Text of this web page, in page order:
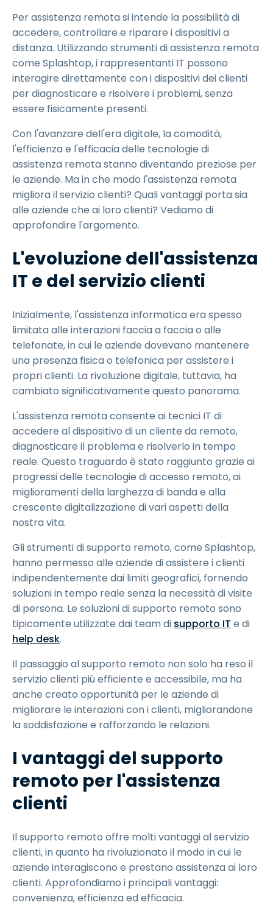
Per assistenza remota si intende la possibilità di
accedere, controllare e riparare i dispositivi a
distanza. Utilizzando strumenti di assistenza remota
come Splashtop, i rappresentanti IT possono
interagire direttamente con i dispositivi dei clienti
per diagnosticare e risolvere i problemi, senza
essere fisicamente presenti.
Con l'avanzare dell'era digitale, la comodità,
l'efficienza e l'efficacia delle tecnologie di
assistenza remota stanno diventando preziose per
le aziende. Ma in che modo l'assistenza remota
migliora il servizio clienti? Quali vantaggi porta sia
alle aziende che ai loro clienti? Vediamo di
approfondire l'argomento.
L'evoluzione dell'assistenza
IT e del servizio clienti
Inizialmente, l'assistenza informatica era spesso
limitata alle interazioni faccia a faccia o alle
telefonate, in cui le aziende dovevano mantenere
una presenza fisica o telefonica per assistere i
propri clienti. La rivoluzione digitale, tuttavia, ha
cambiato significativamente questo panorama.
L'assistenza remota consente ai tecnici IT di
accedere al dispositivo di un cliente da remoto,
diagnosticare il problema e risolverlo in tempo
reale. Questo traguardo è stato raggiunto grazie ai
progressi delle tecnologie di accesso remoto, ai
miglioramenti della larghezza di banda e alla
crescente digitalizzazione di vari aspetti della
nostra vita.
Gli strumenti di supporto remoto, come Splashtop,
hanno permesso alle aziende di assistere i clienti
indipendentemente dai limiti geografici, fornendo
soluzioni in tempo reale senza la necessità di visite
di persona. Le soluzioni di supporto remoto sono
tipicamente utilizzate dai team di supporto IT e di
help desk.
Il passaggio al supporto remoto non solo ha reso il
servizio clienti più efficiente e accessibile, ma ha
anche creato opportunità per le aziende di
migliorare le interazioni con i clienti, migliorandone
la soddisfazione e rafforzando le relazioni.
I vantaggi del supporto
remoto per l'assistenza
clienti
Il supporto remoto offre molti vantaggi al servizio
clienti, in quanto ha rivoluzionato il modo in cui le
aziende interagiscono e prestano assistenza ai loro
clienti. Approfondiamo i principali vantaggi:
convenienza, efficienza ed efficacia.